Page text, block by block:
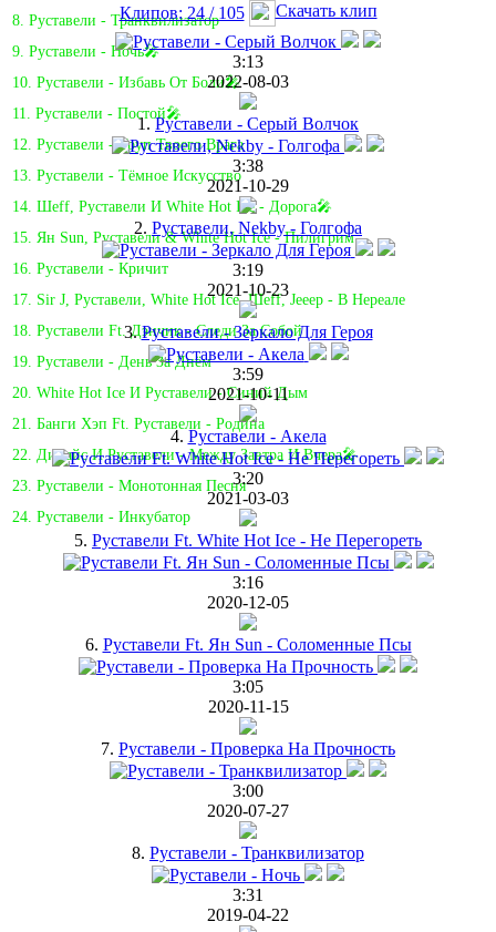
8. Руставели - Транквилизатор
9. Руставели - Ночь🎤
10. Руставели - Избавь От Боли🎤
11. Руставели - Постой🎤
12. Руставели - Труп Твоего Врага
13. Руставели - Тёмное Искусство
14. Шеff, Руставели И White Hot Ice - Дорога🎤
15. Ян Sun, Руставели & White Hot Ice - Пилигрим
16. Руставели - Кричит
17. Sir J, Руставели, White Hot Ice, Шеff, Jeeep - В Нереале
18. Руставели Ft. Дэнчик - Следи За Собой
19. Руставели - День За Днём
20. White Hot Ice И Руставели - Синий Дым
21. Банги Хэп Ft. Руставели - Родина
22. Динайс И Руставели - Между Завтра И Вчера🎤
23. Руставели - Монотонная Песня
24. Руставели - Инкубатор
Клипов: 24 / 105 Скачать клип
3:13
2022-08-03
1.Руставели - Серый Волчок
3:38
2021-10-29
2. Руставели, Nekby - Голгофа
3:19
2021-10-23
3.Руставели - Зеркало Для Героя
3:59
2021-10-11
4. Руставели - Акела
3:20
2021-03-03
5. Руставели Ft. White Hot Ice - Не Перегореть
3:16
2020-12-05
6. Руставели Ft. Ян Sun - Соломенные Псы
3:05
2020-11-15
7. Руставели - Проверка На Прочность
3:00
2020-07-27
8. Руставели - Транквилизатор
3:31
2019-04-22